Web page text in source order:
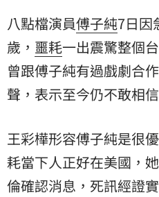
八點檔演員傅子純7日因
歲， 噩耗一出震驚整個
曾跟傅子純有過戲劇合
聲，表示至今仍不敢相
王彩樺形容傅子純是很
耗當下人正好在美國，
倫確認消息，死訊經證